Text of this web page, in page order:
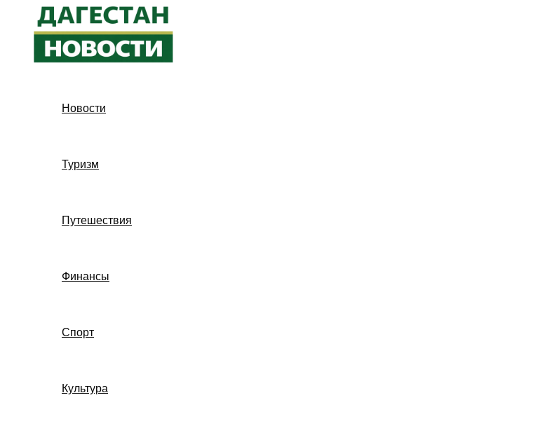
Перейти
содержимому
Новости
Туризм
Путешествия
Финансы
Спорт
Культура